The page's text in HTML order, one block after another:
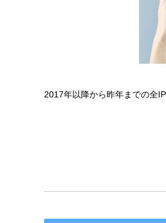
2017年以降から昨年までの全